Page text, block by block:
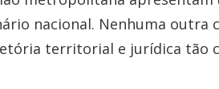
nacional. Nenhuma outra
territorial e jurídica tão